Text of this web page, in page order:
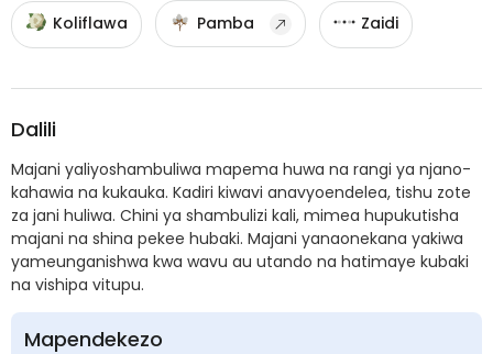
Koliflawa Pamba Zaidi
Dalili
Majani yaliyoshambuliwa mapema huwa na rangi ya njano-
kahawia na kukauka. Kadiri kiwavi anavyoendelea, tishu zote
za jani huliwa. Chini ya shambulizi kali, mimea hupukutisha
majani na shina pekee hubaki. Majani yanaonekana yakiwa
yameunganishwa kwa wavu au utando na hatimaye kubaki
na vishipa vitupu.
Mapendekezo